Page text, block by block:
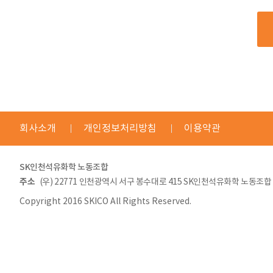
회사소개 개인정보처리방침 이용약관
SK인천석유화학 노동조합
주소 (우) 22771 인천광역시 서구 봉수대로 415 SK인천석유화학 노동조합
Copyright 2016 SKICO All Rights Reserved.